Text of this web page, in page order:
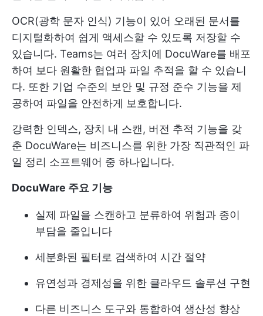
OCR(광학 문자 인식) 기능이 있어 오래된 문서를
디지털화하여 쉽게 액세스할 수 있도록 저장할 수
있습니다. Teams는 여러 장치에 DocuWare를 배포
하여 보다 원활한 협업과 파일 추적을 할 수 있습니
다. 또한 기업 수준의 보안 및 규정 준수 기능을 제
공하여 파일을 안전하게 보호합니다.
강력한 인덱스, 장치 내 스캔, 버전 추적 기능을 갖
춘 DocuWare는 비즈니스를 위한 가장 직관적인 파
일 정리 소프트웨어 중 하나입니다.
DocuWare 주요 기능
실제 파일을 스캔하고 분류하여 위험과 종이
부담을 줄입니다
세분화된 필터로 검색하여 시간 절약
유연성과 경제성을 위한 클라우드 솔루션 구현
다른 비즈니스 도구와 통합하여 생산성 향상